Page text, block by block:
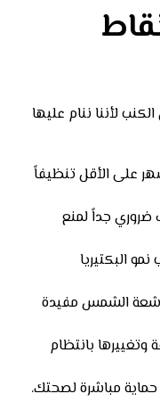
لأننا ننام عليها
على الأقل تنظيفاً
ضروري جداً لمنع
البكتيريا
أشعة الشمس مفيدة
بانتظام
حماية مباشرة لصحتك.